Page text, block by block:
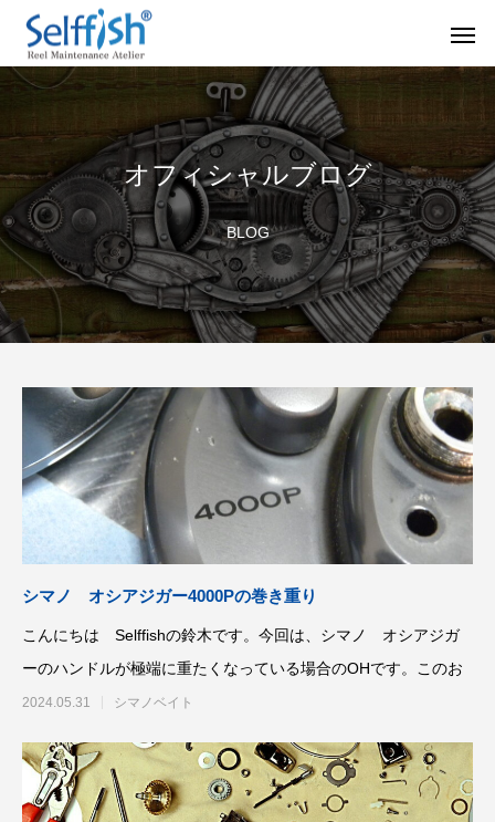
セルフメンテナンス用品
セルフメンテナンス用品（Selffishオリジナル）
リールの豆知識 オーバ
ラインを巻き込むときの工夫
2024.06.23
シマノ スピニング
ッチ
2024.05.09
シマノ バンタム1000SGの1年点検
ダイワ スパルタ
オフィシャルブログ
BLOG
シマノ オシアジガー4000Pの巻き重り
こんにちは Selffishの鈴木です。今回は、シマノ オシアジガ
ーのハンドルが極端に重たくなっている場合のOHです。このお
2024.05.31 シマノベイト